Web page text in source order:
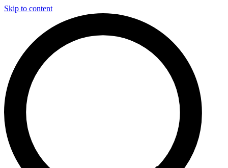
Skip to content